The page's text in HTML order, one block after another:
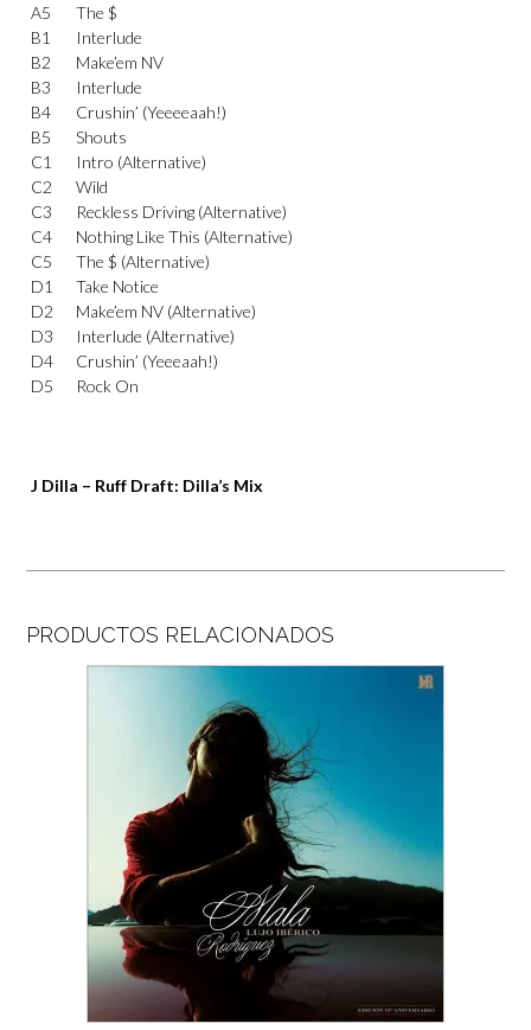
A5
The $
B1
Interlude
B2
Make’em NV
B3
Interlude
B4
Crushin’ (Yeeeeaah!)
B5
Shouts
C1
Intro (Alternative)
C2
Wild
C3
Reckless Driving (Alternative)
C4
Nothing Like This (Alternative)
C5
The $ (Alternative)
D1
Take Notice
D2
Make’em NV (Alternative)
D3
Interlude (Alternative)
D4
Crushin’ (Yeeeaah!)
D5
Rock On
J Dilla – Ruff Draft: Dilla’s Mix
PRODUCTOS RELACIONADOS